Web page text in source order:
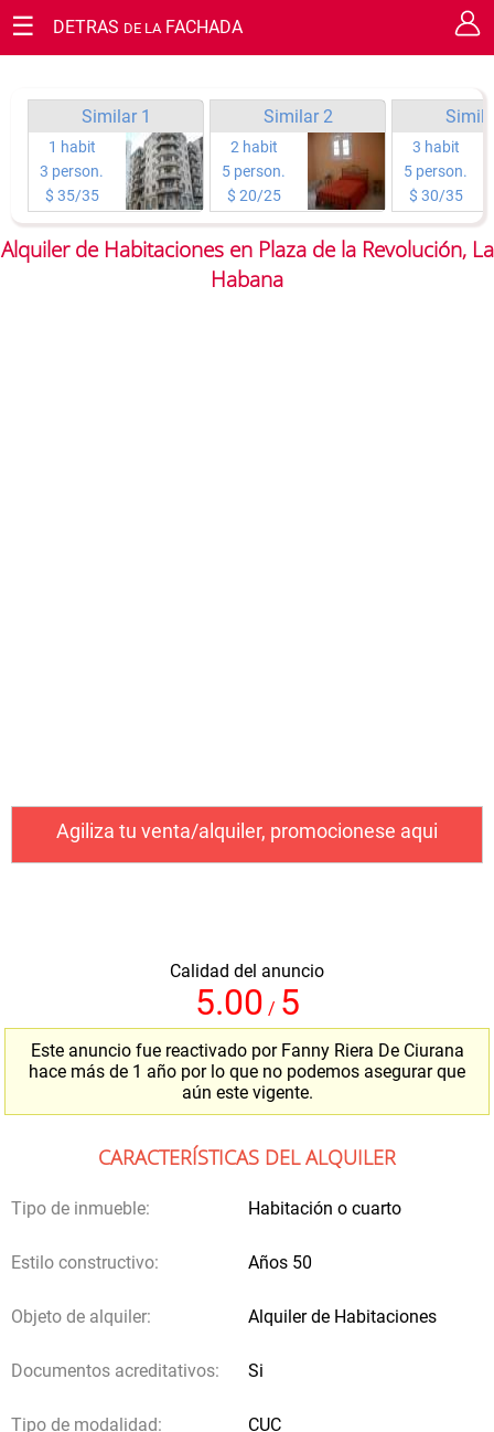
☰ DETRAS DE LAFACHADA
Similar 1
1 habit
3 person.
$ 35/35
Similar 2
2 habit
5 person.
$ 20/25
3 habit
5 person.
$ 30/35
Alquiler de Habitaciones en Plaza de la Revolución, La
Habana
Agiliza tu venta/alquiler, promocionese aqui
Calidad del anuncio
5.00 / 5
Este anuncio fue reactivado por Fanny Riera De Ciurana
hace más de 1 año por lo que no podemos asegurar que
aún este vigente.
CARACTERÍSTICAS DEL ALQUILER
Tipo de inmueble: Habitación o cuarto
Estilo constructivo: Años 50
Objeto de alquiler: Alquiler de Habitaciones
Documentos acreditativos: Si
Tipo de modalidad: CUC
Cerrar
SOLICITUD DE RESERVA
Tienes la oportunidad de realizar solicitud de reserva o
consulta sobre cualquier tema que desees, todo directamente
con el propietario.
Tipo de solicitud:
Nombre y apellidos
Comentarios
Detrasdela Fachada.com no recibe comisión alguna de propietarios ni
usuarios, tampoco otorga autoridad legal a terceros para obtener